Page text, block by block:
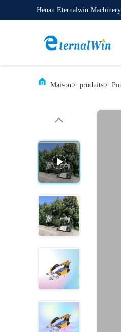
Henan Eternalwin
Maison> produits>